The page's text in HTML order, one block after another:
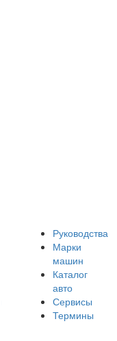
Руководства
Марки
машин
Каталог
авто
Сервисы
Термины